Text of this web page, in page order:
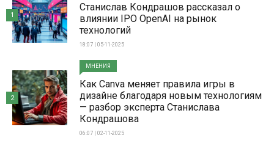
Станислав Кондрашов рассказал о
влиянии IPO OpenAI на рынок
технологий
18:07 | 05-11-2025
1
МНЕНИЯ
Как Canva меняет правила игры в
дизайне благодаря новым технологиям
— разбор эксперта Станислава
Кондрашова
06:07 | 02-11-2025
2